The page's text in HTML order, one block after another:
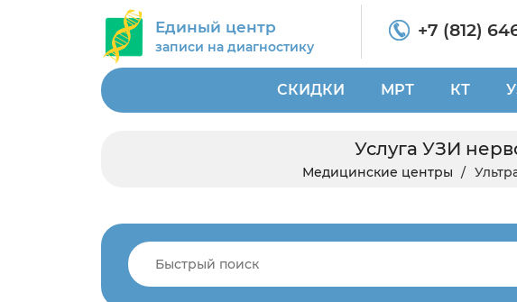
Единый центр
записи на диагностику
+7 (812)
СКИДКИ МРТ КТ
Услуга УЗИ
Медицинские центры